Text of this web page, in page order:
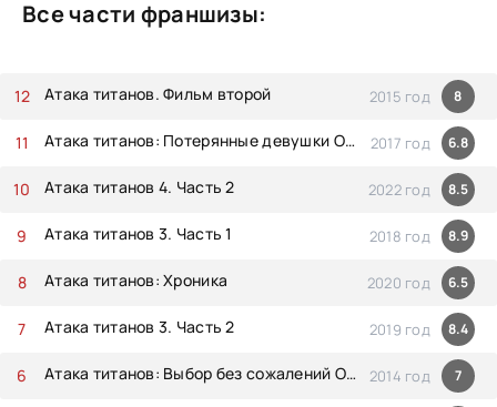
Все части франшизы:
Атака титанов: Выбор без сожалений OVA-2 2014 год 7
Атака титанов 3. Часть 2 2019 год 8.4
Атака титанов: Хроника 2020 год 6.5
Атака титанов 3. Часть 1 2018 год 8.9
Атака титанов 4. Часть 2 2022 год 8.5
Атака титанов: Потерянные девушки OVA-3 2017 год 6.8
Атака титанов. Фильм второй 2015 год 8